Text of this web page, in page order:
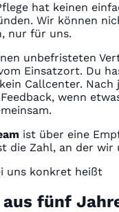
hat keinen
Wir können
nur für uns.
unbefristeten
Einsatzort. Du
Callcenter. Nach
wenn
ist über eine
die Zahl, an der wir
uns konkret heißt
fünf